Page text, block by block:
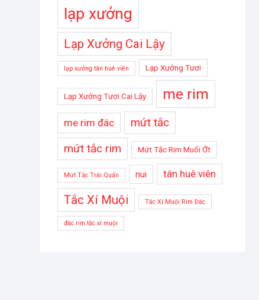
lạp xưởng
Lạp Xưởng Cai Lậy
lạp xưởng tân huê viên Lạp Xưởng Tươi
Lạp Xưởng Tươi Cai Lậy me rim
me rim đác
mứt tắc
mứt tắc rim
Mứt Tắc Rim Muối Ớt
Mứt Tắc Trái Quấn nui tân huê viên
Tắc Xí Muội Tắc Xí Muội Rim Đác
đác rim tắc xí muội